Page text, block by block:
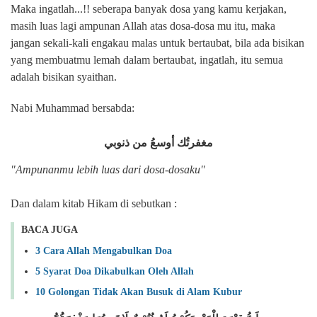
Maka ingatlah...!! seberapa banyak dosa yang kamu kerjakan,
masih luas lagi ampunan Allah atas dosa-dosa mu itu, maka
jangan sekali-kali engakau malas untuk bertaubat, bila ada bisikan
yang membuatmu lemah dalam bertaubat, ingatlah, itu semua
adalah bisikan syaithan.
Nabi Muhammad bersabda:
مغفرتُك أوسعُ من ذنوبي
"Ampunanmu lebih luas dari dosa-dosaku"
Dan dalam kitab Hikam di sebutkan :
BACA JUGA
3 Cara Allah Mengabulkan Doa
5 Syarat Doa Dikabulkan Oleh Allah
10 Golongan Tidak Akan Busuk di Alam Kubur